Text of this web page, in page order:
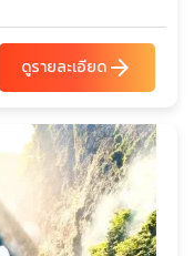
ดูรายละเอียดarrow_forward